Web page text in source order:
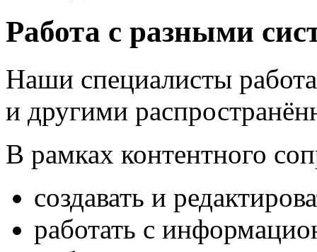
Работа с разными
Наши специалисты
и другими
В рамках контентного
создавать и
работать с